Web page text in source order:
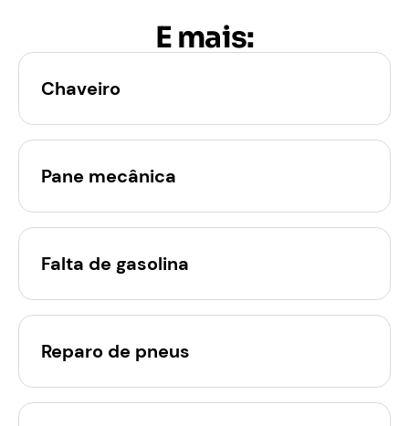
E mais:
Chaveiro
Pane mecânica
Falta de gasolina
Reparo de pneus